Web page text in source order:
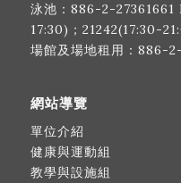
泳池： 886-2-27361661
17:30)；21242(17:30-
場館及場地租用： 886-
網站導覽
單位介紹
健康與運動組
教學與設施組